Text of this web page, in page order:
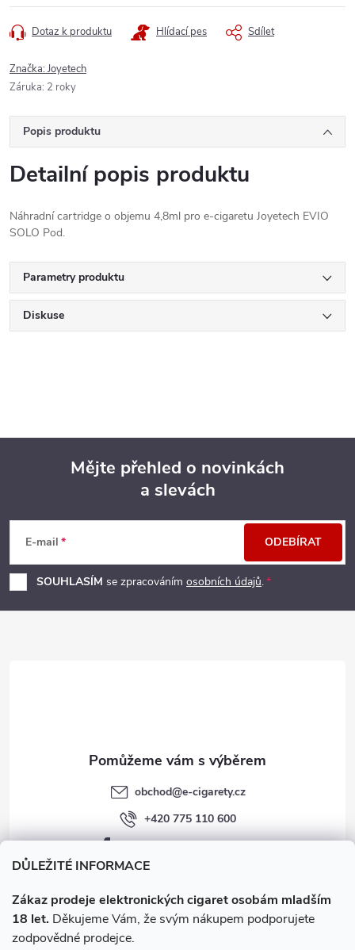
DŮLEŽITÉ INFORMACE
Zákaz prodeje elektronických cigaret osobám mladším
18 let. Děkujeme Vám, že svým nákupem podporujete
zodpovědné prodejce.
cena:
Dotaz k produktu Hlídací pes Sdílet
Značka:Joyetech
Záruka: 2 roky
Popis produktu
Detailní popis produktu
Náhradní cartridge o objemu 4,8ml pro e-cigaretu Joyetech EVIO
SOLO Pod.
Parametry produktu
Diskuse
p
a
Mějte přehled o novinkách
a slevách
E-mail
SOUHLASÍM se zpracováním osobních údajů.
ODEBÍRAT
obchod@e-cigarety.cz
+420 775 110 600
facebook.com/e-cigarety.cz